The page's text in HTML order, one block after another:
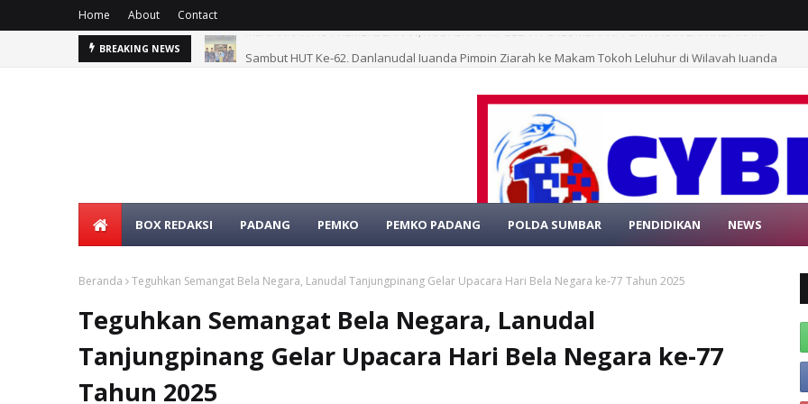
Home About Contact
BREAKING NEWS
SELAMAT
BOX REDAKSI PADANG PEMKO PEMKO PADANG POLDA SUMBAR PENDIDIKAN NEWS
Beranda Teguhkan Semangat Bela Negara, Lanudal Tanjungpinang Gelar Upacara Hari Bela Negara ke-77 Tahun 2025
Teguhkan Semangat Bela Negara, Lanudal
Tanjungpinang Gelar Upacara Hari Bela Negara ke-77
Tahun 2025